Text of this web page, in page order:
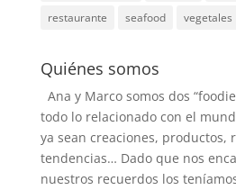
restaurante
seafood vegetales
Quiénes somos
Ana y Marco somos dos
todo lo relacionado con el
ya sean creaciones, productos,
tendencias… Dado que nos
nuestros recuerdos los